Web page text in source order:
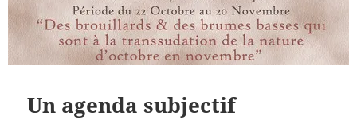
Un agenda subjectif